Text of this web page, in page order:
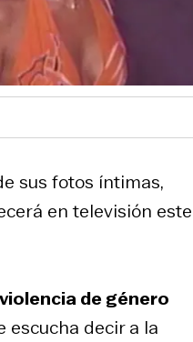
sus fotos íntimas,
en televisión este
de género
escucha decir a la